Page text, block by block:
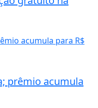
prêmio acumula